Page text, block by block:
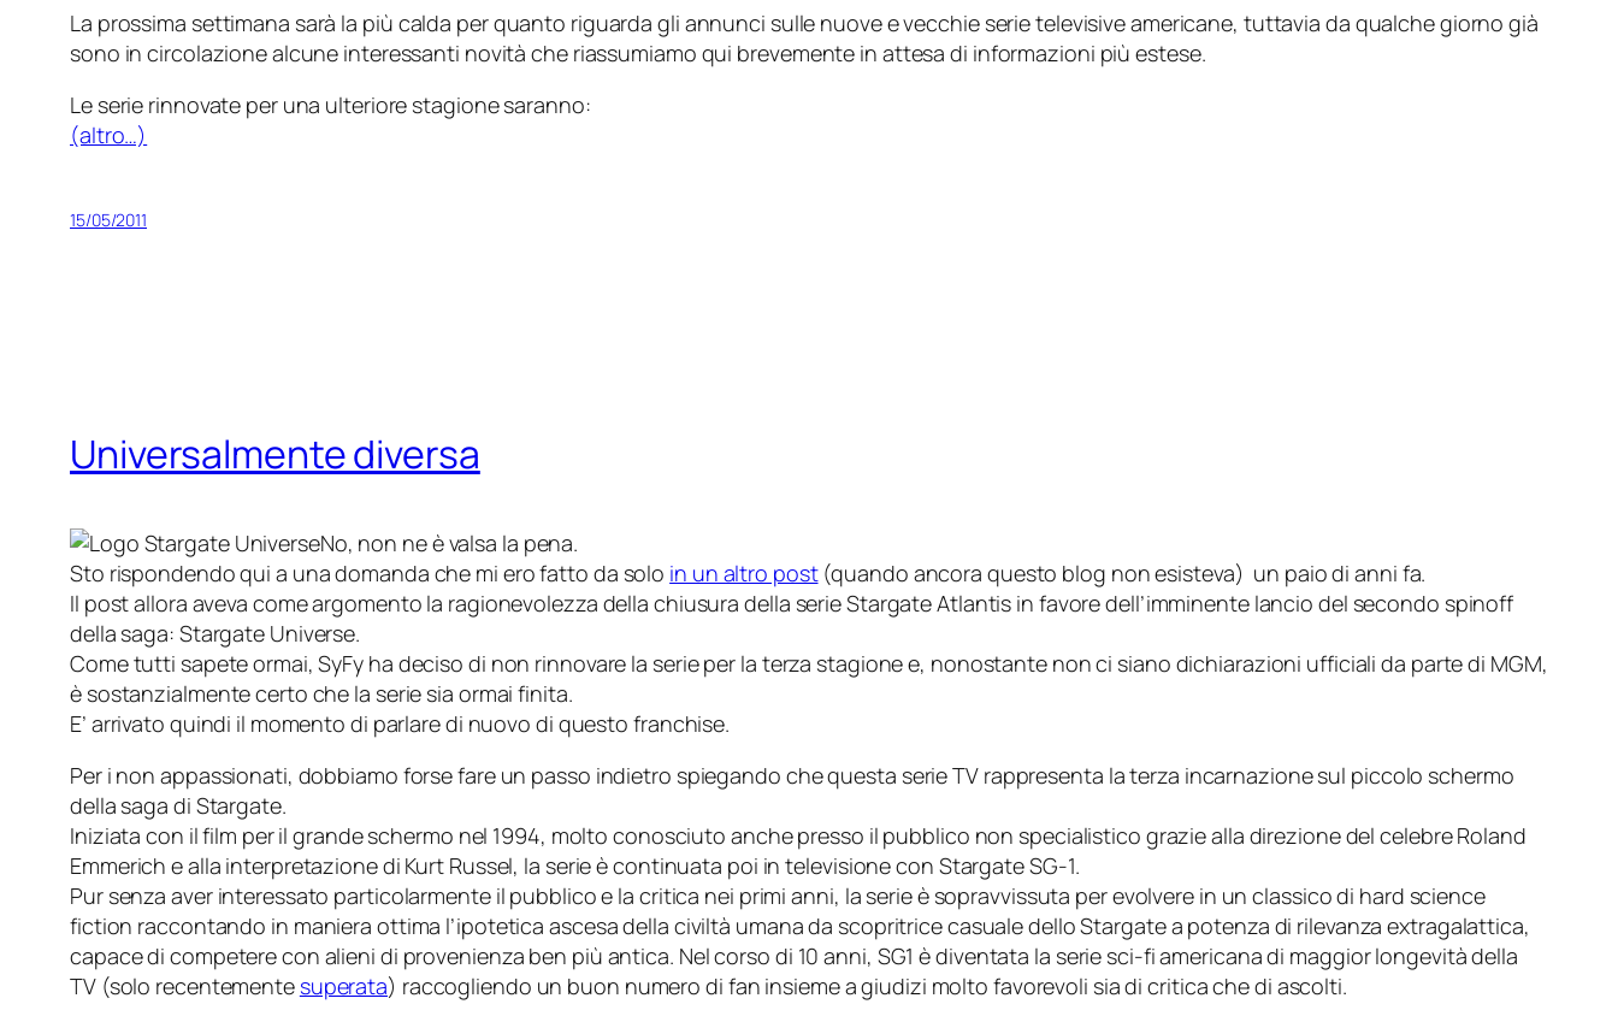
La prossima settimana sarà la più calda per quanto riguarda gli annunci sulle nuove e vecchie serie televisive americane, tuttavia da qualche giorno già
sono in circolazione alcune interessanti novità che riassumiamo qui brevemente in attesa di informazioni più estese.
Le serie rinnovate per una ulteriore stagione saranno:
(altro…)
15/05/2011
Universalmente diversa
No, non ne è valsa la pena.
Sto rispondendo qui a una domanda che mi ero fatto da solo in un altro post(quando ancora questo blog non esisteva) un paio di anni fa.
Il post allora aveva come argomento la ragionevolezza della chiusura della serieStargate Atlantis in favore dell’imminente lancio del secondo spinoff
della saga: Stargate Universe.
Come tutti sapete ormai, SyFy ha deciso di non rinnovare la serie per la terza stagione e, nonostante non ci siano dichiarazioni ufficiali da parte di MGM,
è sostanzialmente certo che la serie sia ormai finita.
E’ arrivato quindi il momento di parlare di nuovo di questo franchise.
Per i non appassionati, dobbiamo forse fare un passo indietro spiegando che questa serie TV rappresenta la terza incarnazione sul piccolo schermo
della saga di Stargate.
Iniziata con il film per il grande schermo nel 1994, molto conosciuto anche presso il pubblico non specialistico grazie alla direzione del celebre Roland
Emmerich e alla interpretazione di Kurt Russel, la serie è continuata poi in televisione con Stargate SG-1.
Pur senza aver interessato particolarmente il pubblico e la critica nei primi anni, la serie è sopravvissuta per evolvere in un classico di hard science
fiction raccontando in maniera ottima l’ipotetica ascesa della civiltà umana da scopritrice casuale delloStargatea potenza di rilevanza extragalattica,
capace di competere con alieni di provenienza ben più antica. Nel corso di 10 anni, SG1 è diventata la serie sci-fi americana di maggior longevità della
TV (solo recentemente superata) raccogliendo un buon numero di fan insieme a giudizi molto favorevoli sia di critica che di ascolti.